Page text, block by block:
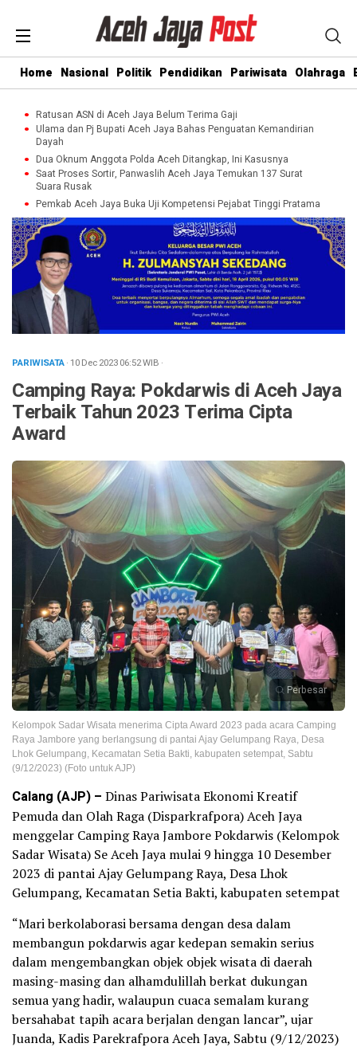
Home Nasional Politik Pendidikan Pariwisata Olahraga
Ratusan ASN di Aceh Jaya Belum Terima Gaji
Ulama dan Pj Bupati Aceh Jaya Bahas Penguatan Kemandirian
Dayah
Dua Oknum Anggota Polda Aceh Ditangkap, Ini Kasusnya
Saat Proses Sortir, Panwaslih Aceh Jaya Temukan 137 Surat
Suara Rusak
Pemkab Aceh Jaya Buka Uji Kompetensi Pejabat Tinggi Pratama
PARIWISATA· 10 Dec 202306:52WIB ·
Camping Raya: Pokdarwis di Aceh Jaya
Terbaik Tahun 2023 Terima Cipta
Award
Perbesar
Kelompok Sadar Wisata menerima Cipta Award 2023 pada acara Camping
Raya Jambore yang berlangsung di pantai Ajay Gelumpang Raya, Desa
Lhok Gelumpang, Kecamatan Setia Bakti, kabupaten setempat, Sabtu
(9/12/2023) (Foto untuk AJP)
Calang (AJP) – Dinas Pariwisata Ekonomi Kreatif
Pemuda dan Olah Raga (Disparkrafpora) Aceh Jaya
menggelar Camping Raya Jambore Pokdarwis (Kelompok
Sadar Wisata) Se Aceh Jaya mulai 9 hingga 10 Desember
2023 di pantai Ajay Gelumpang Raya, Desa Lhok
Gelumpang, Kecamatan Setia Bakti, kabupaten setempat
“Mari berkolaborasi bersama dengan desa dalam
membangun pokdarwis agar kedepan semakin serius
dalam mengembangkan objek objek wisata di daerah
masing-masing dan alhamdulillah berkat dukungan
semua yang hadir, walaupun cuaca semalam kurang
bersahabat tapih acara berjalan dengan lancar”, ujar
Juanda, Kadis Parekrafpora Aceh Jaya, Sabtu (9/12/2023)